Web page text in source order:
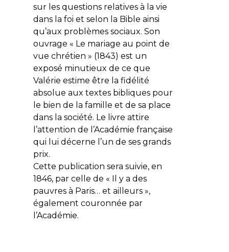
sur les questions relatives à la vie
dans la foi et selon la Bible ainsi
qu’aux problèmes sociaux. Son
ouvrage « Le mariage au point de
vue chrétien » (1843) est un
exposé minutieux de ce que
Valérie estime être la fidélité
absolue aux textes bibliques pour
le bien de la famille et de sa place
dans la société. Le livre attire
l’attention de l’Académie française
qui lui décerne l’un de ses grands
prix.
Cette publication sera suivie, en
1846, par celle de « Il y a des
pauvres à Paris… et ailleurs »,
également couronnée par
l’Académie.